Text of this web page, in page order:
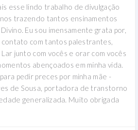
esse lindo trabalho de divulgação
trazendo tantos ensinamentos
Eu sou imensamente grata por,
com tantos palestrantes,
junto com vocês e orar com vocês
abençoados em minha vida.
pedir preces por minha mãe -
de Sousa, portadora de transtorno
generalizada. Muito obrigada